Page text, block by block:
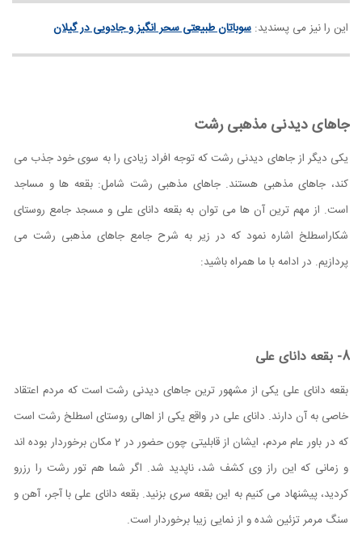
این را نیز می پسندید:سوباتان طبیعتی سحر انگیز و جادویی در گیلان
جاهای دیدنی مذهبی رشت
یکی دیگر از جاهای دیدنی رشت که توجه افراد زیادی را به سوی خود جذب می
کند، جاهای مذهبی هستند. جاهای مذهبی رشت شامل: بقعه ها و مساجد
است. از مهم ترین آن ها می توان به بقعه دانای علی و مسجد جامع روستای
شکاراسطلخ اشاره نمود که در زیر به شرح جامع جاهای مذهبی رشت می
پردازیم. در ادامه با ما همراه باشید:
8- بقعه دانای علی
بقعه دانای علی یکی از مشهور ترین جاهای دیدنی رشت است که مردم اعتقاد
خاصی به آن دارند. دانای علی در واقع یکی از اهالی روستای اسطلخ رشت است
که در باور عام مردم، ایشان از قابلیتی چون حضور در 2 مکان برخوردار بوده اند
و زمانی که این راز وی کشف شد، ناپدید شد. اگر شما هم تور رشت را رزرو
کردید، پیشنهاد می کنیم به این بقعه سری بزنید. بقعه دانای علی با آجر، آهن و
سنگ مرمر تزئین شده و از نمایی زیبا برخوردار است.